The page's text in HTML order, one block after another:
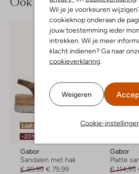
Wil je je voorkeuren
cookieknop onderaan de
jouw toestemming ieder
intrekken. Wil je meer
klacht indienen? Ga naar
cookieverklaring.
Weigeren
Cookie-
Laatste item
-20%
Gabor
Sandalen met hak
€ 99,99 € 79,99
Laatste
Gabor
Platte
€ 114,95